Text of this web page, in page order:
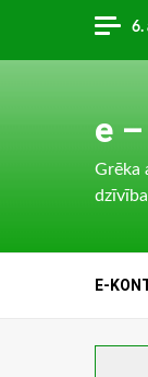
content
6.
e
Grēka
E-